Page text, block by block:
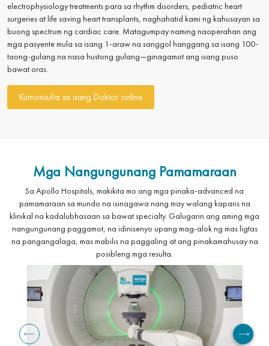
electrophysiology treatments para sa rhythm disorders, pediatric heart
surgeries at life saving heart transplants, naghahatid kami ng kahusayan sa
buong spectrum ng cardiac care. Matagumpay naming naoperahan ang
mga pasyente mula sa isang 1-araw na sanggol hanggang sa isang 100-
taong-gulang na nasa hustong gulang—ginagamot ang isang puso
bawat oras.
Kumonsulta sa isang Doktor online
Mga Nangungunang Pamamaraan
Sa Apollo Hospitals, makikita mo ang mga pinaka-advanced na
pamamaraan sa mundo na isinagawa nang may walang kaparis na
klinikal na kadalubhasaan sa bawat specialty. Galugarin ang aming mga
nangungunang paggamot, na idinisenyo upang mag-alok ng mas ligtas
na pangangalaga, mas mabilis na paggaling at ang pinakamahusay na
posibleng mga resulta.
Imahen